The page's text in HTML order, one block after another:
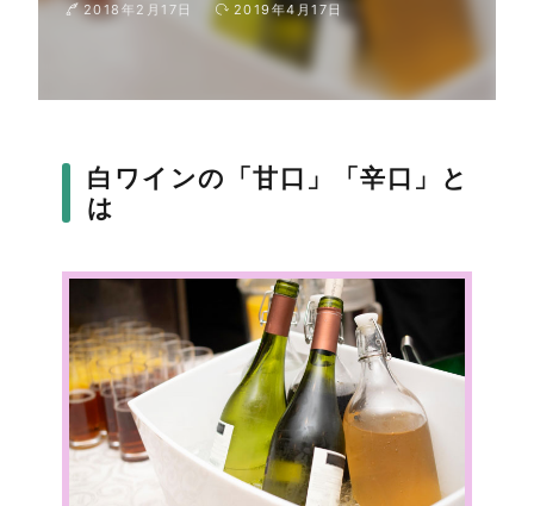
2018年2月17日 2019年4月17日
白ワインの「甘口」「辛口」と
は